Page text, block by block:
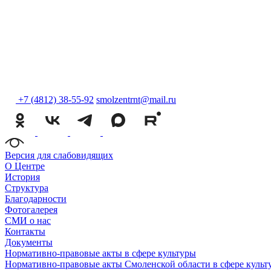
+7 (4812) 38-55-92 smolzentrnt@mail.ru
Версия для слабовидящих
О Центре
История
Структура
Благодарности
Фотогалерея
СМИ о нас
Контакты
Документы
Нормативно-правовые акты в сфере культуры
Нормативно-правовые акты Смоленской области в сфере